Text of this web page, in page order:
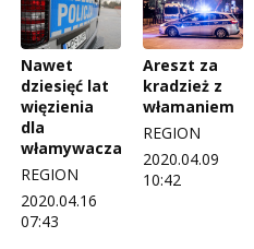
Nawet
dziesięć lat
więzienia
dla
włamywacza
REGION
2020.04.16
07:43
Areszt za
kradzież z
włamaniem
REGION
2020.04.09
10:42